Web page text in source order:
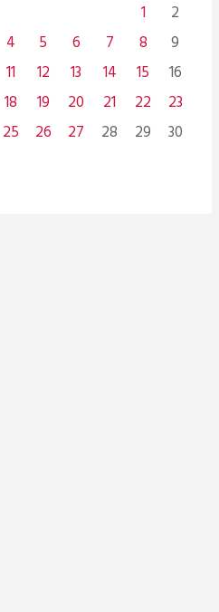
1
2
4 5 6 7 8
9
11 12 13 14 15
16
18 19 20 21 22
23
25 26 27 28 29
30